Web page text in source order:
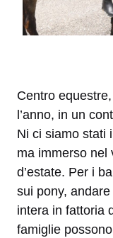
Centro
l’anno, in un
Ni ci siamo stati
ma immerso nel
d’estate. Per i
sui pony,
intera in fattoria
famiglie